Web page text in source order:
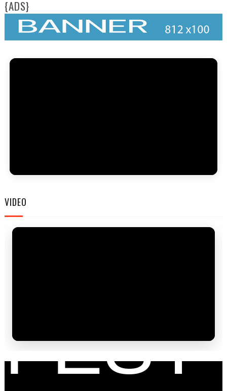
{ADS}
VIDEO
FAM
FEST